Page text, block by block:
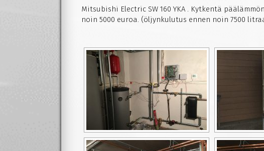
Mitsubishi Electric SW 160 YKA . Kytkentä
noin 5000 euroa. (öljynkulutus ennen noin 7500